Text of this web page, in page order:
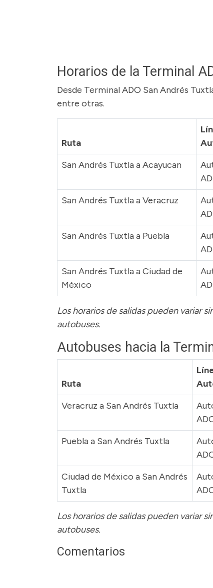
Horarios de la Terminal
Desde Terminal ADO San Andrés
entre otras.
Ruta
San Andrés Tuxtla a Acayucan
San Andrés Tuxtla a Veracruz
San Andrés Tuxtla a Puebla
San Andrés Tuxtla a Ciudad de
México
Los horarios de salidas pueden variar
autobuses.
Autobuses hacia la
Ruta
Veracruz a San Andrés Tuxtla
Puebla a San Andrés Tuxtla
Ciudad de México a San Andrés
Tuxtla
Los horarios de salidas pueden variar
autobuses.
Comentarios